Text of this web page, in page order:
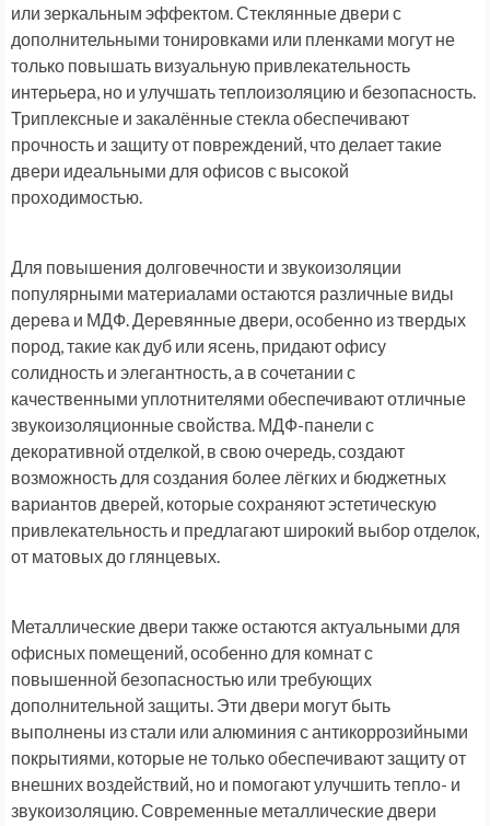
или зеркальным эффектом. Стеклянные двери с
дополнительными тонировками или пленками могут не
только повышать визуальную привлекательность
интерьера, но и улучшать теплоизоляцию и безопасность.
Триплексные и закалённые стекла обеспечивают
прочность и защиту от повреждений, что делает такие
двери идеальными для офисов с высокой
проходимостью.
Для повышения долговечности и звукоизоляции
популярными материалами остаются различные виды
дерева и МДФ. Деревянные двери, особенно из твердых
пород, такие как дуб или ясень, придают офису
солидность и элегантность, а в сочетании с
качественными уплотнителями обеспечивают отличные
звукоизоляционные свойства. МДФ-панели с
декоративной отделкой, в свою очередь, создают
возможность для создания более лёгких и бюджетных
вариантов дверей, которые сохраняют эстетическую
привлекательность и предлагают широкий выбор отделок,
от матовых до глянцевых.
Металлические двери также остаются актуальными для
офисных помещений, особенно для комнат с
повышенной безопасностью или требующих
дополнительной защиты. Эти двери могут быть
выполнены из стали или алюминия с антикоррозийными
покрытиями, которые не только обеспечивают защиту от
внешних воздействий, но и помогают улучшить тепло- и
звукоизоляцию. Современные металлические двери